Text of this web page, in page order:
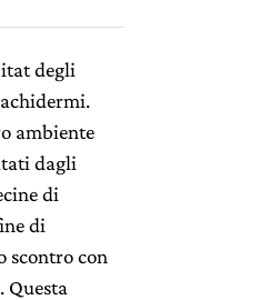
degli
ambiente
dagli
di
di
con
Questa